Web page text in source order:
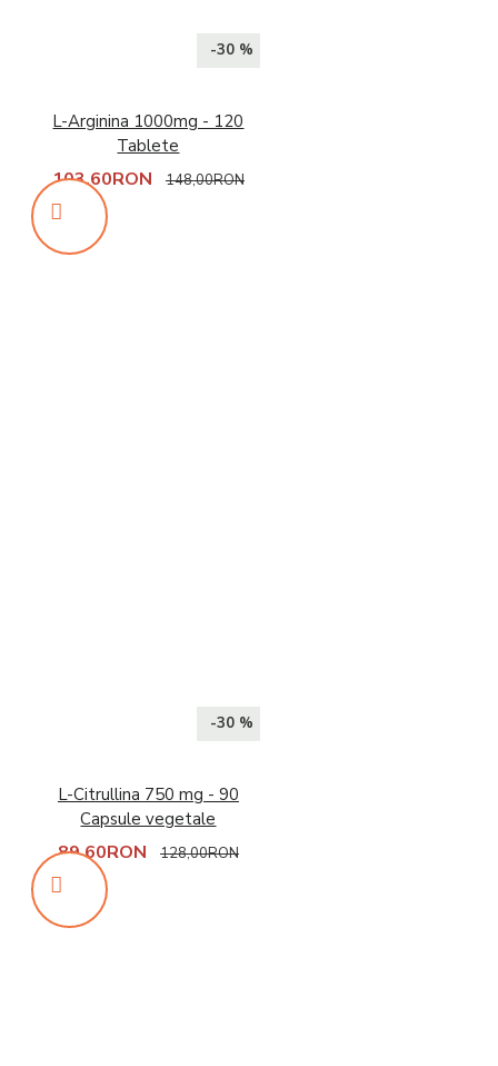
-30 %
L-Arginina 1000mg - 120
Tablete
103,60RON 148,00RON
-30 %
L-Citrullina 750 mg - 90
Capsule vegetale
89,60RON 128,00RON